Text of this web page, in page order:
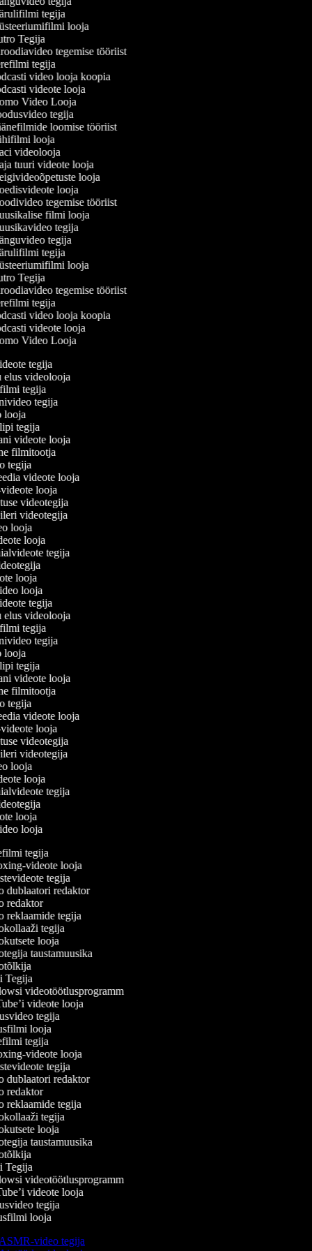
tegija
looja
Tegija
tegemise tööriist
tegija
video looja koopia
videote looja
Video Looja
tegija
loomise tööriist
looja
videolooja
tuuri videote looja
looja
looja
tegemise tööriist
filmi looja
tegija
tegija
tegija
looja
Tegija
tegemise tööriist
tegija
video looja koopia
videote looja
Video Looja
tegija
elus videolooja
tegija
tegija
looja
tegija
videote looja
filmitootja
tegija
videote looja
videote looja
videotegija
videotegija
looja
looja
tegija
looja
looja
tegija
elus videolooja
tegija
tegija
looja
tegija
videote looja
filmitootja
tegija
videote looja
videote looja
videotegija
videotegija
looja
looja
tegija
looja
looja
tegija
videote looja
tegija
redaktor
tegija
tegija
looja
taustamuusika
videotöötlusprogramm
videote looja
tegija
looja
tegija
videote looja
tegija
redaktor
tegija
tegija
looja
taustamuusika
videotöötlusprogramm
videote looja
tegija
looja
video tegija